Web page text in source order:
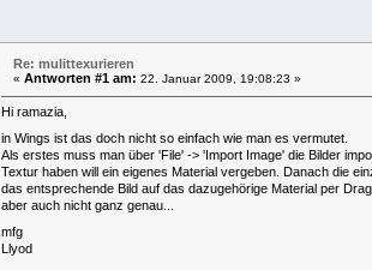
Re: mulittexurieren
« Antworten #1 am: 22. Januar 2009, 19:08:23 »
Hi ramazia,
in Wings ist das doch nicht so einfach wie man es vermutet.
Als erstes muss man über 'File' -> 'Import Image' die Bilder
Textur haben will ein eigenes Material vergeben. Danach die
das entsprechende Bild auf das dazugehörige Material per
aber auch nicht ganz genau...
mfg
Llyod